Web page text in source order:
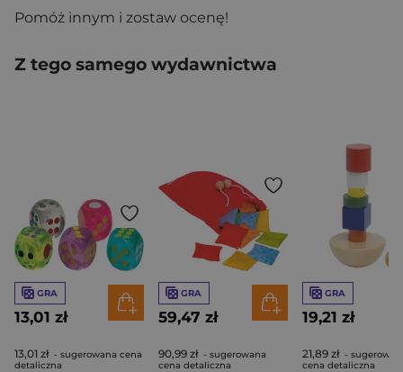
Pomóż innym i zostaw ocenę!
Z tego samego wydawnictwa
GRA
13,01 zł
13,01 zł - sugerowana cena
detaliczna
GRA
59,47 zł
90,99 zł - sugerowana
cena detaliczna
GRA
19,21 zł
21,89 zł -
cena detaliczna